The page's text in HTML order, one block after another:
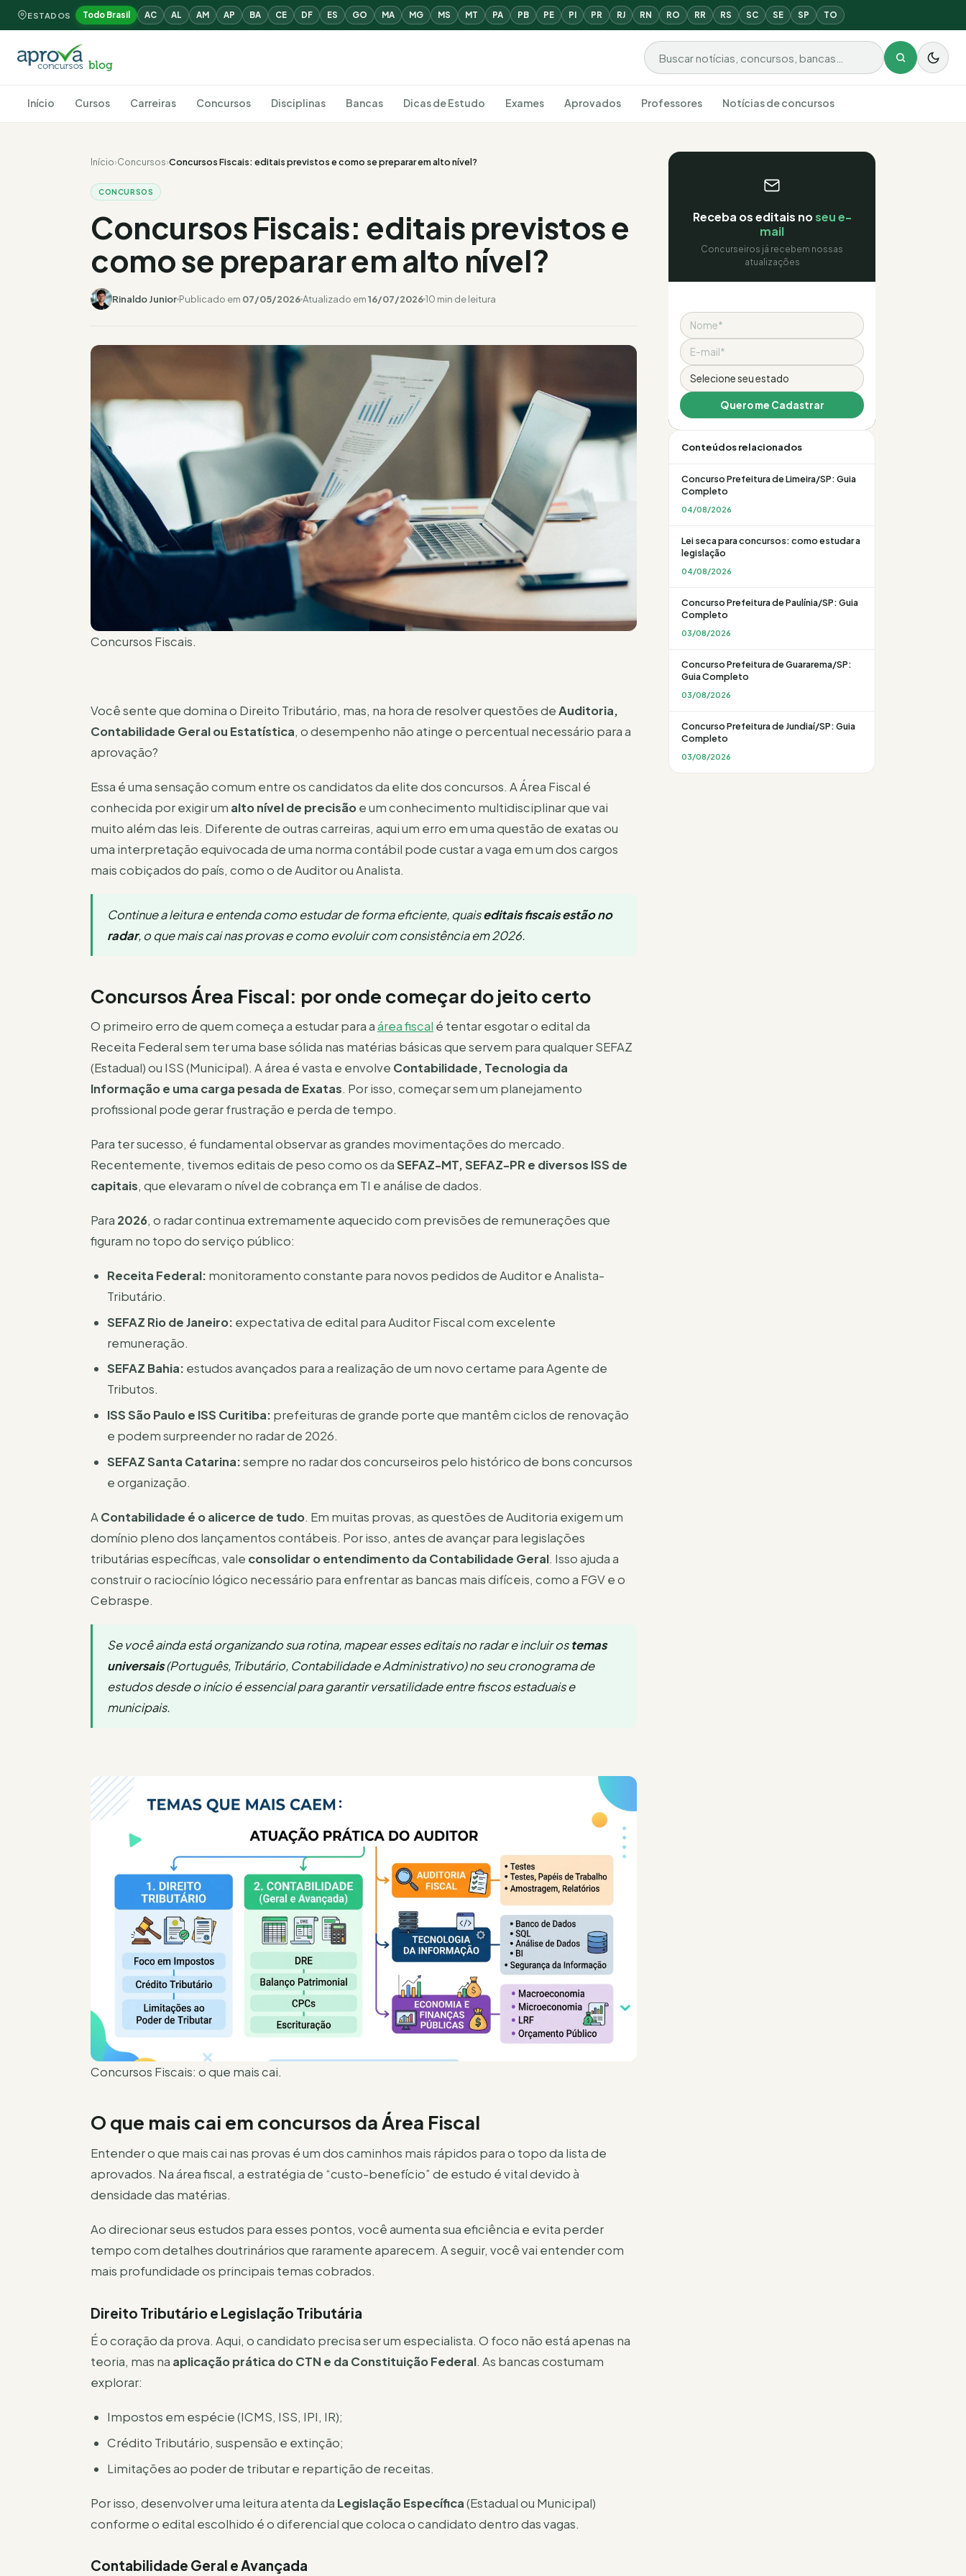
ESTADOS Todo Brasil AC AL AM AP BA CE DF ES GO MA MG MS MT PA PB PE PI PR RJ RN RO RR RS SC SE SP TO
Buscar por:
Início Cursos Carreiras Concursos Disciplinas Bancas Dicas de Estudo Exames Aprovados Professores Notícias de concursos
Início›Concursos›Concursos Fiscais: editais previstos e como se preparar em alto nível?
CONCURSOS
Concursos Fiscais: editais previstos e
como se preparar em alto nível?
Rinaldo Junior Publicado em 07/05/2026Atualizado em16/07/202610 min de leitura
Concursos Fiscais.
Você sente que domina o Direito Tributário, mas, na hora de resolver questões deAuditoria,
Contabilidade Geral ou Estatística, o desempenho não atinge o percentual necessário para a
aprovação?
Essa é uma sensação comum entre os candidatos da elite dos concursos. A Área Fiscal é
conhecida por exigir um alto nível de precisãoe um conhecimento multidisciplinar que vai
muito além das leis. Diferente de outras carreiras, aqui um erro em uma questão de exatas ou
uma interpretação equivocada de uma norma contábil pode custar a vaga em um dos cargos
mais cobiçados do país, como o de Auditor ou Analista.
Continue a leitura e entenda como estudar de forma eficiente, quaiseditais fiscais estão no
radar, o que mais cai nas provas e como evoluir com consistência em 2026.
Concursos Área Fiscal: por onde começar do jeito certo
O primeiro erro de quem começa a estudar para aárea fiscal é tentar esgotar o edital da
Receita Federal sem ter uma base sólida nas matérias básicas que servem para qualquer SEFAZ
(Estadual) ou ISS (Municipal). A área é vasta e envolve Contabilidade, Tecnologia da
Informação e uma carga pesada de Exatas. Por isso, começar sem um planejamento
profissional pode gerar frustração e perda de tempo.
Para ter sucesso, é fundamental observar as grandes movimentações do mercado.
Recentemente, tivemos editais de peso como os daSEFAZ-MT, SEFAZ-PR e diversos ISS de
capitais, que elevaram o nível de cobrança em TI e análise de dados.
Para 2026, o radar continua extremamente aquecido com previsões de remunerações que
figuram no topo do serviço público:
Receita Federal: monitoramento constante para novos pedidos de Auditor e Analista-
Tributário.
SEFAZ Rio de Janeiro: expectativa de edital para Auditor Fiscal com excelente
remuneração.
SEFAZ Bahia: estudos avançados para a realização de um novo certame para Agente de
Tributos.
ISS São Paulo e ISS Curitiba: prefeituras de grande porte que mantêm ciclos de renovação
e podem surpreender no radar de 2026.
SEFAZ Santa Catarina:sempre no radar dos concurseiros pelo histórico de bons concursos
e organização.
A Contabilidade é o alicerce de tudo. Em muitas provas, as questões de Auditoria exigem um
domínio pleno dos lançamentos contábeis. Por isso, antes de avançar para legislações
tributárias específicas, vale consolidar o entendimento da Contabilidade Geral. Isso ajuda a
construir o raciocínio lógico necessário para enfrentar as bancas mais difíceis, como a FGV e o
Cebraspe.
Se você ainda está organizando sua rotina, mapear esses editais no radar e incluir ostemas
universais(Português, Tributário, Contabilidade e Administrativo) no seu cronograma de
estudos desde o início é essencial para garantir versatilidade entre fiscos estaduais e
municipais.
Concursos Fiscais: o que mais cai.
O que mais cai em concursos da Área Fiscal
Entender o que mais cai nas provas é um dos caminhos mais rápidos para o topo da lista de
aprovados. Na área fiscal, a estratégia de “custo-benefício” de estudo é vital devido à
densidade das matérias.
Ao direcionar seus estudos para esses pontos, você aumenta sua eficiência e evita perder
tempo com detalhes doutrinários que raramente aparecem. A seguir, você vai entender com
mais profundidade os principais temas cobrados.
Direito Tributário e Legislação Tributária
É o coração da prova. Aqui, o candidato precisa ser um especialista. O foco não está apenas na
teoria, mas na aplicação prática do CTN e da Constituição Federal. As bancas costumam
explorar:
Impostos em espécie (ICMS, ISS, IPI, IR);
Crédito Tributário, suspensão e extinção;
Limitações ao poder de tributar e repartição de receitas.
Por isso, desenvolver uma leitura atenta da Legislação Específica(Estadual ou Municipal)
conforme o edital escolhido é o diferencial que coloca o candidato dentro das vagas.
Contabilidade Geral e Avançada
Receba os editais noseu e-
mail
Concurseiros já recebem nossas
atualizações
Nome
Email
Estado
Quero me Cadastrar
Conteúdos relacionados
Concurso Prefeitura de Limeira/SP: Guia
Completo
04/08/2026
Lei seca para concursos: como estudar a
legislação
04/08/2026
Concurso Prefeitura de Paulínia/SP: Guia
Completo
03/08/2026
Concurso Prefeitura de Guararema/SP:
Guia Completo
03/08/2026
Concurso Prefeitura de Jundiaí/SP: Guia
Completo
03/08/2026